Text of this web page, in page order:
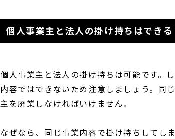
個人事業主と法人の掛け持ちはできる
個人事業主と法人の掛け持ちは可能です。
内容ではできないため注意しましょう。同
主を廃業しなければいけません。
なぜなら、同じ事業内容で掛け持ちしてし